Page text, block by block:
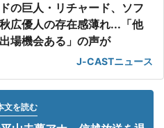
の巨人・リチャード、ソフ
広優人の存在感薄れ...「他
場機会ある」の声が
J-CASTニュース
文を読む